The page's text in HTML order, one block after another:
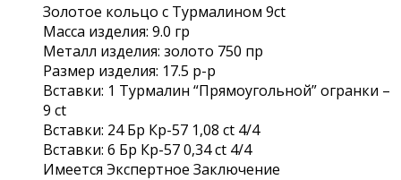
Золотое кольцо с Турмалином 9ct
Масса изделия: 9.0 гр
Металл изделия: золото 750 пр
Размер изделия: 17.5 р-р
Вставки: 1 Турмалин “Прямоугольной” огранки –
9 ct
Вставки: 24 Бр Кр-57 1,08 ct 4/4
Вставки: 6 Бр Кр-57 0,34 ct 4/4
Имеется Экспертное Заключение